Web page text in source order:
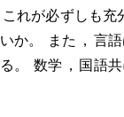
これが必ずしも充
か。 また ， 言
。 数学 ， 国語